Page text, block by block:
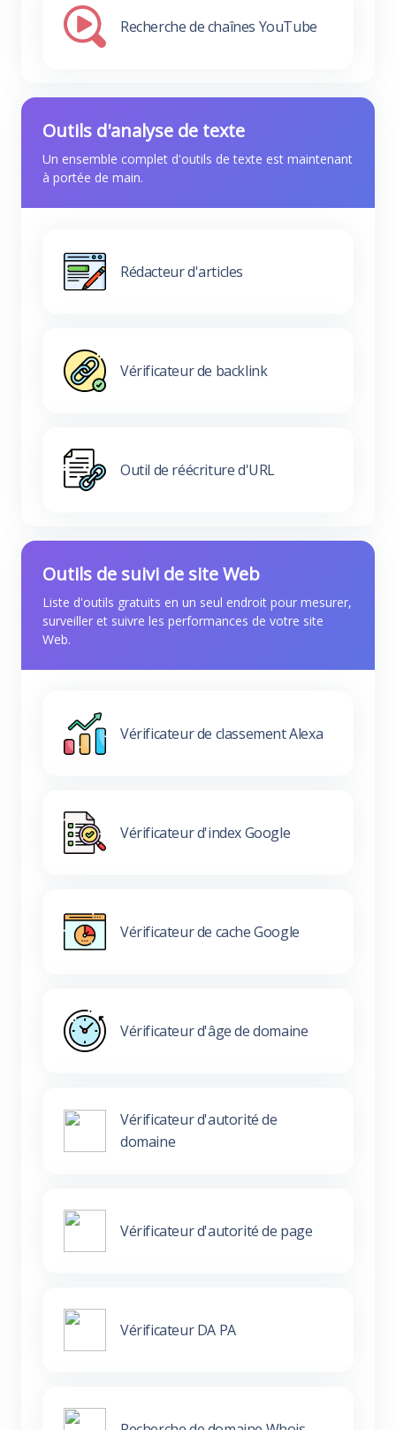
Recherche de chaînes YouTube
Outils d'analyse de texte
Un ensemble complet d'outils de texte est maintenant
à portée de main.
Rédacteur d'articles
Vérificateur de backlink
Outil de réécriture d'URL
Outils de suivi de site Web
Liste d'outils gratuits en un seul endroit pour mesurer,
surveiller et suivre les performances de votre site
Web.
Vérificateur de classement Alexa
Vérificateur d'index Google
Vérificateur de cache Google
Vérificateur d'âge de domaine
Vérificateur d'autorité de
domaine
Vérificateur d'autorité de page
Vérificateur DA PA